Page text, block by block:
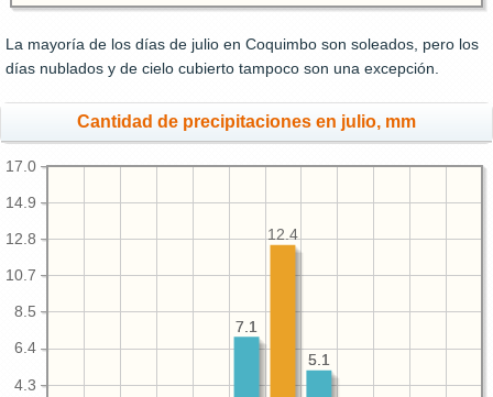
La mayoría de los días de julio en Coquimbo son soleados, pero los
días nublados y de cielo cubierto tampoco son una excepción.
Cantidad de precipitaciones en julio, mm
4.3
6.4
8.5
10.7
12.8
14.9
17.0
5.1
7.1
5.1
12.4
7.1